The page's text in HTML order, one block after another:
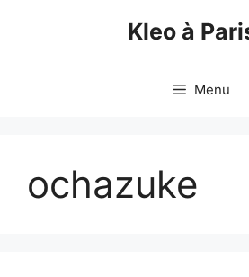
Kleo à
Menu
ochazuke